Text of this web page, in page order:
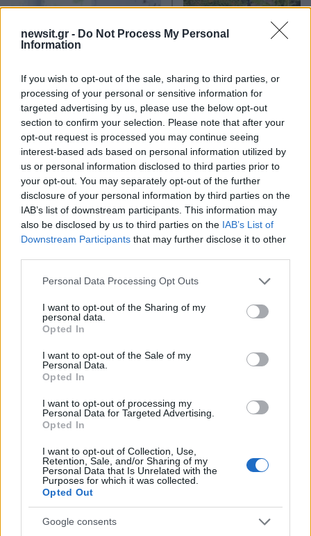
newsit.gr - Do Not Process My Personal
Information
If you wish to opt-out of the sale, sharing to third parties, or
processing of your personal or sensitive information for
targeted advertising by us, please use the below opt-out
section to confirm your selection. Please note that after your
opt-out request is processed you may continue seeing
interest-based ads based on personal information utilized by
us or personal information disclosed to third parties prior to
your opt-out. You may separately opt-out of the further
disclosure of your personal information by third parties on the
IAB’s list of downstream participants. This information may
also be disclosed by us to third parties on the IAB’s List of
Downstream Participants that may further disclose it to other
Please note that this website/app uses one or more Google
not limited to your visit or usage behaviour. You may click to
grant or deny consent to Google and its third-party tags to
use your data for below specified purposes in below Google
consent section.
Personal Data Processing Opt Outs
I want to opt-out of the Sharing of my
personal data.
Opted In
I want to opt-out of the Sale of my
Personal Data.
Opted In
I want to opt-out of processing my
Personal Data for Targeted Advertising.
Opted In
I want to opt-out of Collection, Use,
Retention, Sale, and/or Sharing of my
Personal Data that Is Unrelated with the
Purposes for which it was collected.
Opted Out
Google consents
Σχόλια
Σχολίασε εδώ
Υποβολή σχολίου
Όροι Χρήσης. Το site προστατεύεται από reCAPTCHA, ισχύουν
Πολιτική Απορρήτου
Marfin: «Δεν υπάρχει
ταυτοποίηση» λέει ο
δικηγόρος της 46χρονης –
Η ξανθιά κοτσίδα και η
εξέταση του 2022 για την
ίδια υπόθεση
Μυστράς: Με
προβλήματα ο
που έκρυψε τον
πατέρα του σε
– «Δεν είπε ποτέ ότι
έκανε για τα